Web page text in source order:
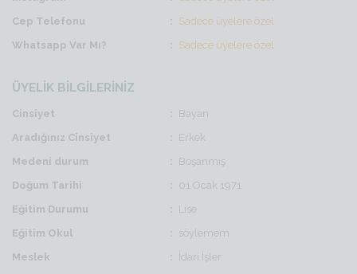
Cep Telefonu
Sadece üyelere özel
Whatsapp Var Mı?
Sadece üyelere özel
ÜYELİK BİLGİLERİNİZ
Cinsiyet
Bayan
Aradığınız Cinsiyet
Erkek
Medeni durum
Boşanmış
Doğum Tarihi
01 Ocak 1971
Eğitim Durumu
Lise
Eğitim Okul
söylemem
Meslek
İdari İşler